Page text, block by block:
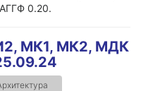
0.20.
МК1, МК2, МДК